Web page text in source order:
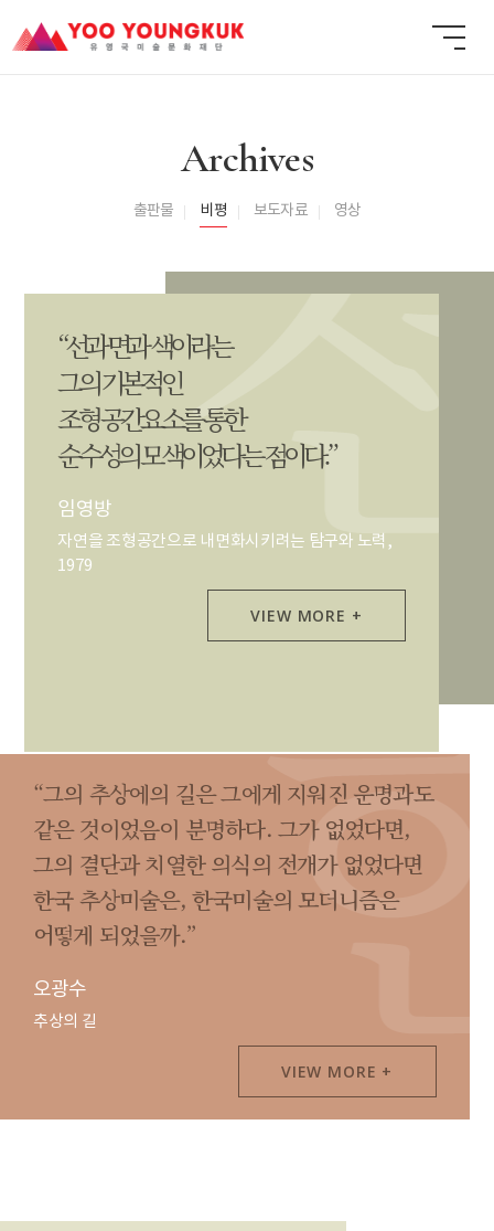
Archives
출판물 비평 보도자료 영상
“선과 면과 색이라는
그의 기본적인
조형 공간요소를 통한
순수성의 모색이었다는 점이다.”
임영방
자연을 조형공간으로 내면화시키려는 탐구와 노력,
1979
VIEW MORE +
“그의 추상에의 길은 그에게 지워진 운명과도
같은 것이었음이 분명하다. 그가 없었다면,
그의 결단과 치열한 의식의 전개가 없었다면
한국 추상미술은, 한국미술의 모더니즘은
어떻게 되었을까.”
오광수
추상의 길
VIEW MORE +